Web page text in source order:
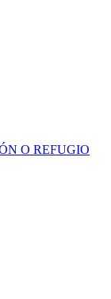
O REFUGIO